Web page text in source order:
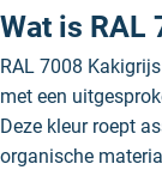
Wat is RAL
RAL 7008
met een
Deze kleur roept
organische